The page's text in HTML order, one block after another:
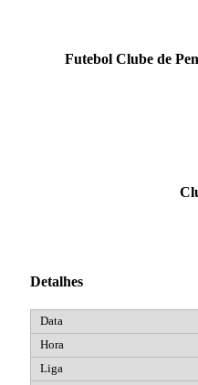
Futebol Clube de
Detalhes